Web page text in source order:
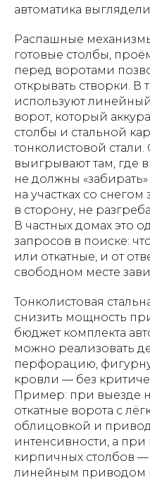
автоматика
Распашные
готовые столбы,
перед воротами
открывать створки. В
используют
ворот, который
столбы и стальной
тонколистовой стали.
выигрывают там, где
не должны
на участках со
в сторону, не
В частных домах это
запросов в поиске:
или откатные, и от
свободном месте
Тонколистовая
снизить мощность
бюджет комплекта
можно реализовать
перфорацию,
кровли — без
Пример: при выезде
откатные ворота с
облицовкой и
интенсивности, а
кирпичных столбов
линейным приводом